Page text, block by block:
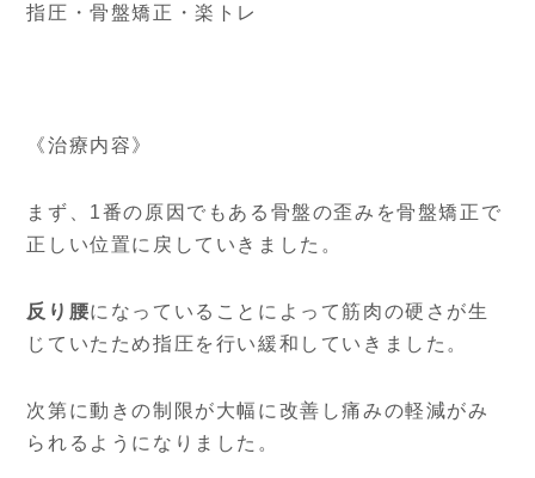
指圧・骨盤矯正・楽トレ
《治療内容》
まず、1番の原因でもある骨盤の歪みを骨盤矯正で
正しい位置に戻していきました。
反り腰になっていることによって筋肉の硬さが生
じていたため指圧を行い緩和していきました。
次第に動きの制限が大幅に改善し痛みの軽減がみ
られるようになりました。